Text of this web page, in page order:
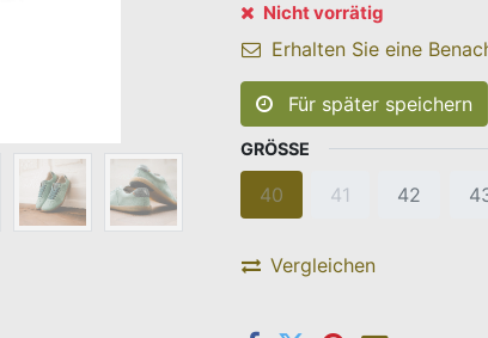
Nicht vorrätig
Erhalten Sie eine
Für später speichern
GRÖSSE
40 41 42
Vergleichen